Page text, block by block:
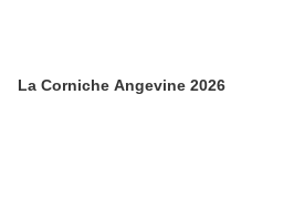
La Corniche Angevine 2026